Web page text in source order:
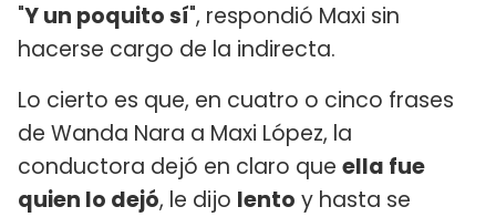
"Y un poquito sí", respondió Maxi sin
hacerse cargo de la indirecta.
Lo cierto es que, en cuatro o cinco frases
de Wanda Nara a Maxi López, la
conductora dejó en claro que ella fue
quien lo dejó, le dijo lento y hasta se